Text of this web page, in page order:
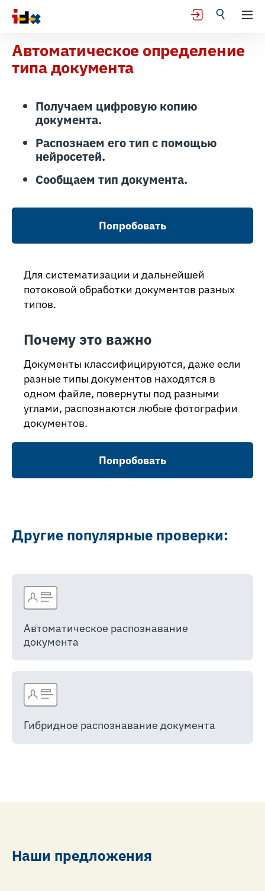
Автоматическое определение
типа документа
Получаем цифровую копию
документа.
Распознаем его тип c помощью
нейросетей.
Сообщаем тип документа.
Попробовать
Для систематизации и дальнейшей
потоковой обработки документов разных
типов.
Почему это важно
Документы классифицируются, даже если
разные типы документов находятся в
одном файле, повернуты под разными
углами, распознаются любые фотографии
документов.
Попробовать
Другие популярные проверки:
Автоматическое распознавание
документа
Гибридное распознавание документа
Наши предложения